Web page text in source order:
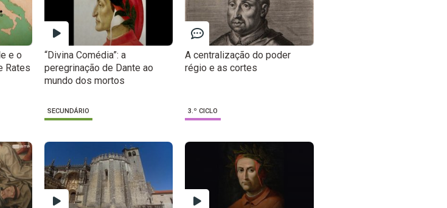
e o
Rates
“Divina Comédia”: a
peregrinação de Dante ao
mundo dos mortos
SECUNDÁRIO
A centralização do poder
régio e as cortes
3.º CICLO